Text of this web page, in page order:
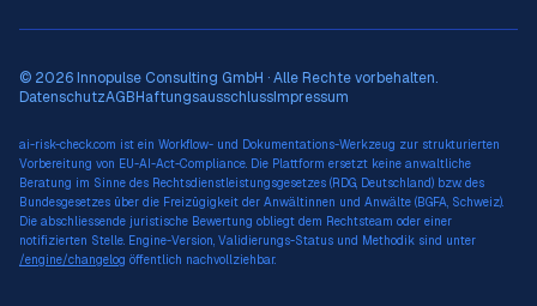
© 2026 Innopulse Consulting GmbH · Alle Rechte vorbehalten.
DatenschutzAGBHaftungsausschlussImpressum
ai-risk-check.com ist ein Workflow- und Dokumentations-Werkzeug zur strukturierten
Vorbereitung von EU-AI-Act-Compliance. Die Plattform ersetzt keine anwaltliche
Beratung im Sinne des Rechtsdienstleistungsgesetzes (RDG, Deutschland) bzw. des
Bundesgesetzes über die Freizügigkeit der Anwältinnen und Anwälte (BGFA, Schweiz).
Die abschliessende juristische Bewertung obliegt dem Rechtsteam oder einer
notifizierten Stelle. Engine-Version, Validierungs-Status und Methodik sind unter
/engine/changelog öffentlich nachvollziehbar.